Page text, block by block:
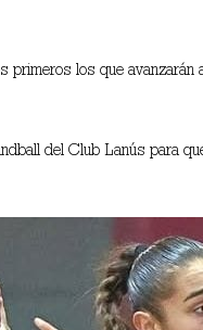
los que avanzarán
del Club Lanús para